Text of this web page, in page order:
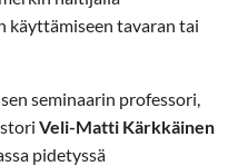
käyttämiseen tavaran tai
seminaarin professori,
Veli-Matti Kärkkäinen
pidetyssä